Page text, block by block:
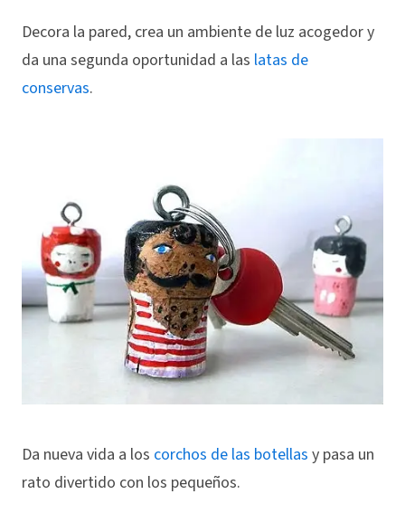
Decora la pared, crea un ambiente de luz acogedor y
da una segunda oportunidad a las latas de
conservas.
Da nueva vida a los corchos de las botellas y pasa un
rato divertido con los pequeños.